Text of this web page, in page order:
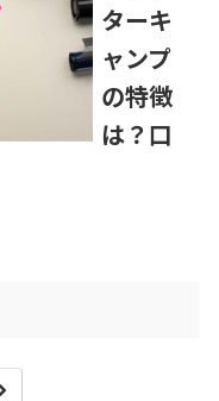
ターキ
ャンプ
の特徴
は？口